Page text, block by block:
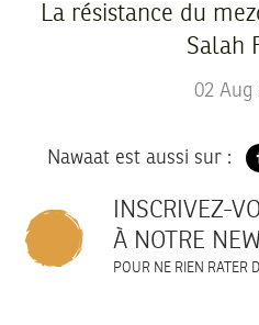
La résistance du
Salah
02 Aug
Nawaat est aussi sur :
INSCRIVEZ-
À NOTRE
POUR NE RIEN RATER